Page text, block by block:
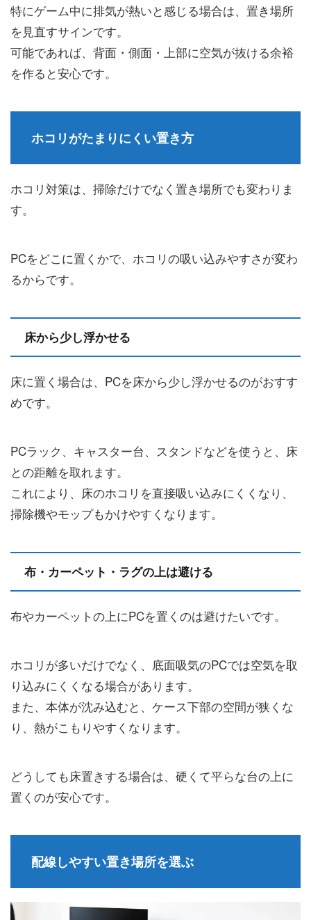
特にゲーム中に排気が熱いと感じる場合は、置き場所
を見直すサインです。
可能であれば、背面・側面・上部に空気が抜ける余裕
を作ると安心です。
ホコリがたまりにくい置き方
ホコリ対策は、掃除だけでなく置き場所でも変わりま
す。
PCをどこに置くかで、ホコリの吸い込みやすさが変わ
るからです。
床から少し浮かせる
床に置く場合は、PCを床から少し浮かせるのがおすす
めです。
PCラック、キャスター台、スタンドなどを使うと、床
との距離を取れます。
これにより、床のホコリを直接吸い込みにくくなり、
掃除機やモップもかけやすくなります。
布・カーペット・ラグの上は避ける
布やカーペットの上にPCを置くのは避けたいです。
ホコリが多いだけでなく、底面吸気のPCでは空気を取
り込みにくくなる場合があります。
また、本体が沈み込むと、ケース下部の空間が狭くな
り、熱がこもりやすくなります。
どうしても床置きする場合は、硬くて平らな台の上に
置くのが安心です。
配線しやすい置き場所を選ぶ